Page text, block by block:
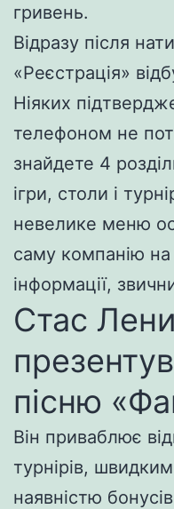
гривень.
Відразу після
«Реєстрація»
Ніяких
телефоном не
знайдете 4
ігри, столи і
невелике меню
саму компанію
інформації,
Стас
пісню
Він приваблює
турнірів,
наявністю